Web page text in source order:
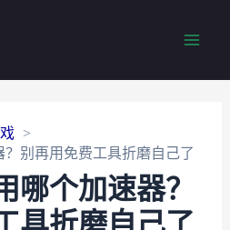
别再用免费工具折磨自己了
哪个加速器？